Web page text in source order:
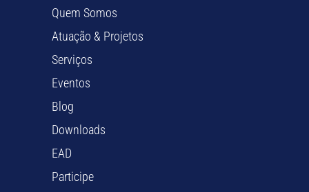
Quem Somos
Atuação & Projetos
Serviços
Eventos
Blog
Downloads
EAD
Participe